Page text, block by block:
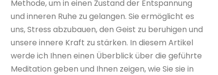
Methode, um in einen Zustand der Entspannung
und inneren Ruhe zu gelangen. Sie ermöglicht es
uns, Stress abzubauen, den Geist zu beruhigen und
unsere innere Kraft zu stärken. In diesem Artikel
werde ich Ihnen einen Überblick über die geführte
Meditation geben und Ihnen zeigen, wie Sie sie in